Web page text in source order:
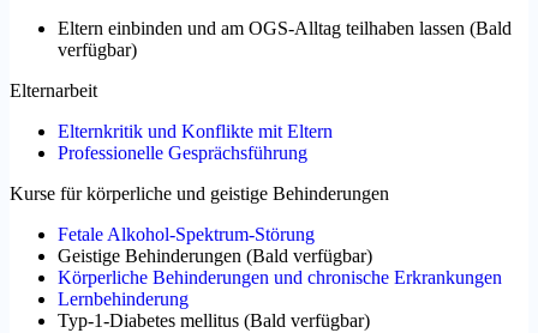
Eltern einbinden und am OGS-Alltag teilhaben lassen (Bald
verfügbar)
Elternarbeit
Elternkritik und Konflikte mit Eltern
Professionelle Gesprächsführung
Kurse für körperliche und geistige Behinderungen
Fetale Alkohol-Spektrum-Störung
Geistige Behinderungen (Bald verfügbar)
Körperliche Behinderungen und chronische Erkrankungen
Lernbehinderung
Typ-1-Diabetes mellitus (Bald verfügbar)